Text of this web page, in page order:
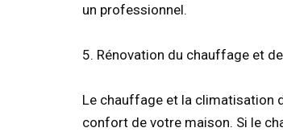
un professionnel.
5. Rénovation du chauffage et
Le chauffage et la climatisation
confort de votre maison. Si le